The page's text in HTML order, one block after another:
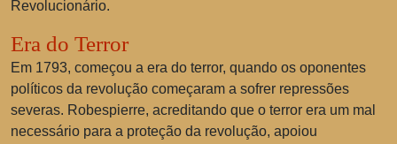
Revolucionário.
Era do Terror
Em 1793, começou a era do terror, quando os oponentes
políticos da revolução começaram a sofrer repressões
severas. Robespierre, acreditando que o terror era um mal
necessário para a proteção da revolução, apoiou